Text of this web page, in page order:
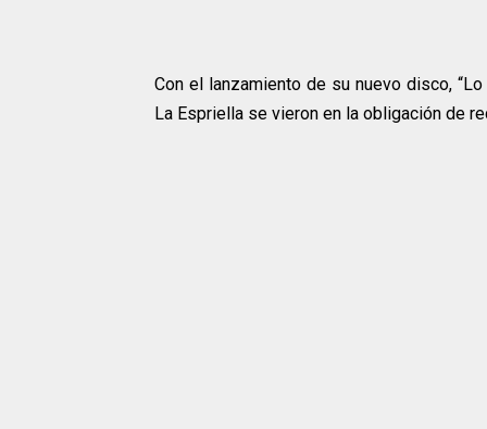
Con el lanzamiento de su nuevo disco,
La Espriella se vieron en la obligación de